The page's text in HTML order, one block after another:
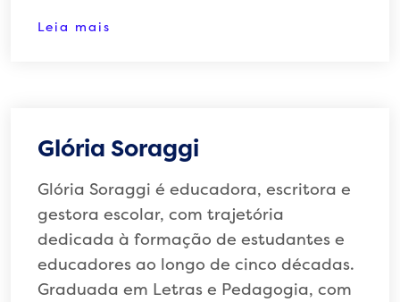
Leia mais
Glória Soraggi
Glória Soraggi é educadora, escritora e
gestora escolar, com trajetória
dedicada à formação de estudantes e
educadores ao longo de cinco décadas.
Graduada em Letras e Pedagogia, com